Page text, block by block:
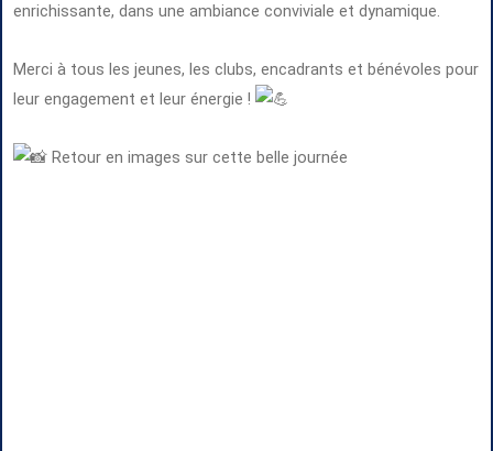
enrichissante, dans une ambiance conviviale et dynamique.
Merci à tous les jeunes, les clubs, encadrants et bénévoles pour
leur engagement et leur énergie !
Retour en images sur cette belle journée